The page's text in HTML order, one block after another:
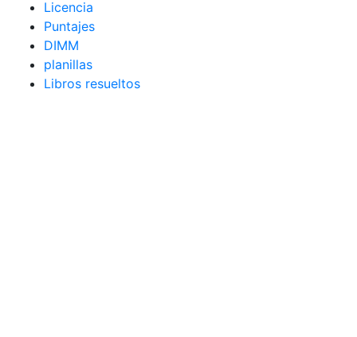
Licencia
Puntajes
DIMM
planillas
Libros resueltos